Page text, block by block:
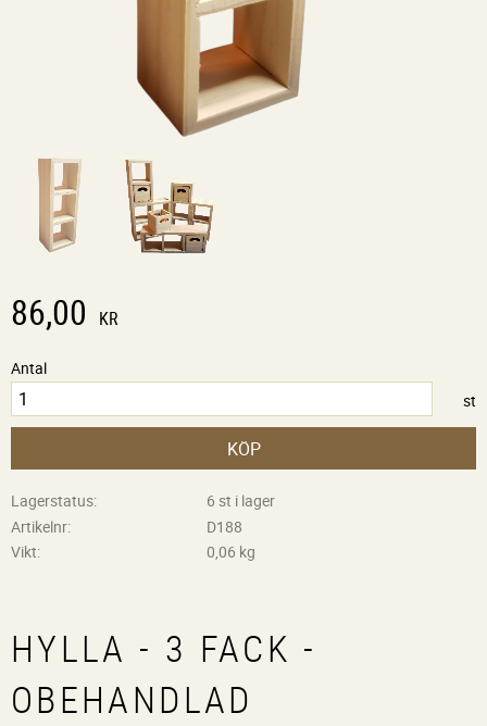
86,00 KR
Antal
st
KÖP
Lagerstatus
6 st i lager
Artikelnr
D188
Vikt
0,06 kg
HYLLA - 3 FACK -
OBEHANDLAD